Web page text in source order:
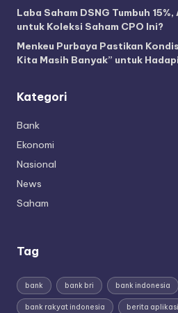
Laba Saham DSNG Tumbuh
untuk Koleksi Saham CPO Ini?
Menkeu Purbaya Pastikan
Kita Masih Banyak” untuk
Kategori
Bank
Ekonomi
Nasional
News
Saham
Tag
bank bank bri bank indonesia
bank rakyat indonesia berita